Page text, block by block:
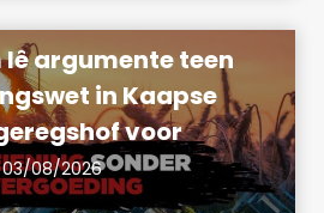
argumente teen
in Kaapse
voor
03/08/2026